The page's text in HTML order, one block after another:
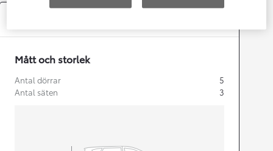
Mått och storlek
Antal dörrar
5
Antal säten
3